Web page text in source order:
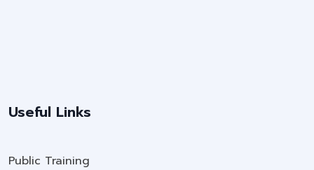
Useful Links
Public Training